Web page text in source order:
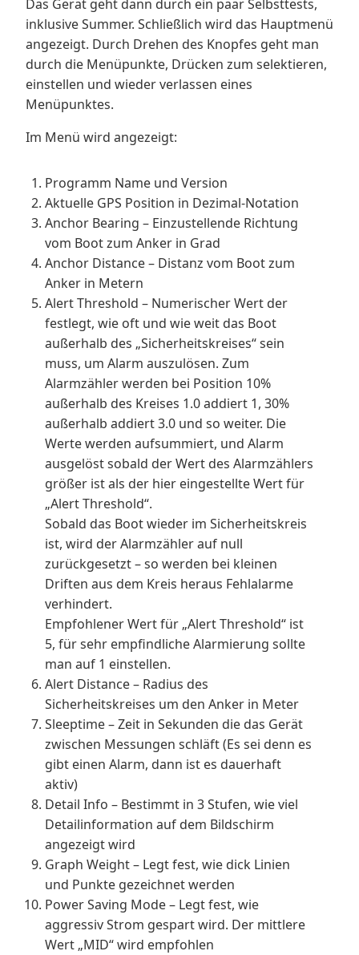
Das Gerät geht dann durch ein paar Selbsttests,
inklusive Summer. Schließlich wird das Hauptmenü
angezeigt. Durch Drehen des Knopfes geht man
durch die Menüpunkte, Drücken zum selektieren,
einstellen und wieder verlassen eines
Menüpunktes.
Im Menü wird angezeigt:
Programm Name und Version
Aktuelle GPS Position in Dezimal-Notation
Anchor Bearing – Einzustellende Richtung
vom Boot zum Anker in Grad
Anchor Distance – Distanz vom Boot zum
Anker in Metern
Alert Threshold – Numerischer Wert der
festlegt, wie oft und wie weit das Boot
außerhalb des „Sicherheitskreises“ sein
muss, um Alarm auszulösen. Zum
Alarmzähler werden bei Position 10%
außerhalb des Kreises 1.0 addiert 1, 30%
außerhalb addiert 3.0 und so weiter. Die
Werte werden aufsummiert, und Alarm
ausgelöst sobald der Wert des Alarmzählers
größer ist als der hier eingestellte Wert für
„Alert Threshold“.
Sobald das Boot wieder im Sicherheitskreis
ist, wird der Alarmzähler auf null
zurückgesetzt – so werden bei kleinen
Driften aus dem Kreis heraus Fehlalarme
verhindert.
Empfohlener Wert für „Alert Threshold“ ist
5, für sehr empfindliche Alarmierung sollte
man auf 1 einstellen.
Alert Distance – Radius des
Sicherheitskreises um den Anker in Meter
Sleeptime – Zeit in Sekunden die das Gerät
zwischen Messungen schläft (Es sei denn es
gibt einen Alarm, dann ist es dauerhaft
aktiv)
Detail Info – Bestimmt in 3 Stufen, wie viel
Detailinformation auf dem Bildschirm
angezeigt wird
Graph Weight – Legt fest, wie dick Linien
und Punkte gezeichnet werden
Power Saving Mode – Legt fest, wie
aggressiv Strom gespart wird. Der mittlere
Wert „MID“ wird empfohlen